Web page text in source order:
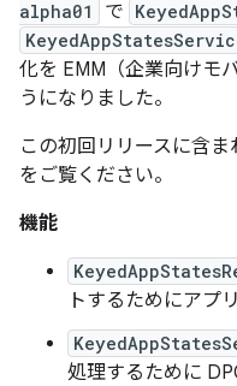
alpha01
で
化を EMM（企業向けモ
うになりました。
この初回リリースに含ま
をご覧ください。
機能
トするためにアプ
処理するために